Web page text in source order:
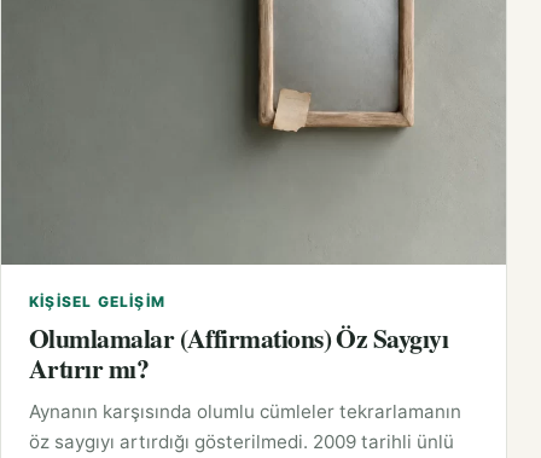
KIŞISEL GELIŞIM
Olumlamalar (Affirmations) Öz Saygıyı
Artırır mı?
Aynanın karşısında olumlu cümleler tekrarlamanın
öz saygıyı artırdığı gösterilmedi. 2009 tarihli ünlü